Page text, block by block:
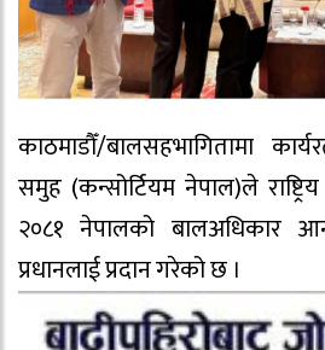
काठमाडौँ/बालसहभागितामा
समुह (कन्सोर्टियम नेपाल)ले
२०८१ नेपालको बालअधिकार
प्रधानलाई प्रदान गरेको छ ।